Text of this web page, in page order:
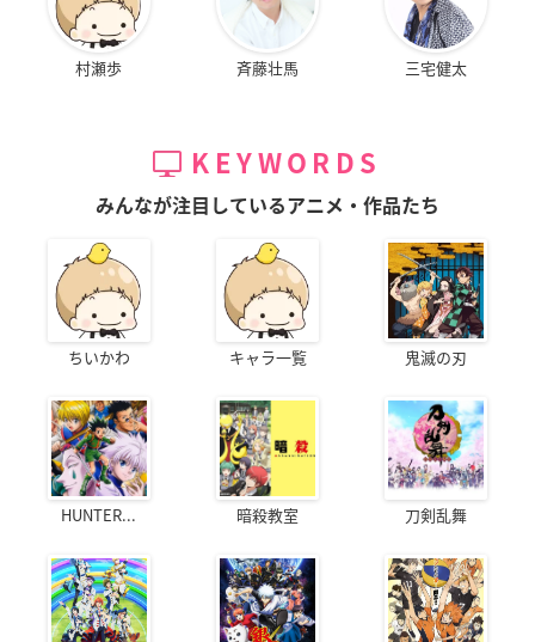
村瀬歩 斉藤壮馬 三宅健太
KEYWORDS
みんなが注目しているアニメ・作品たち
ちいかわ キャラ一覧 鬼滅の刃
HUNTER... 暗殺教室 刀剣乱舞